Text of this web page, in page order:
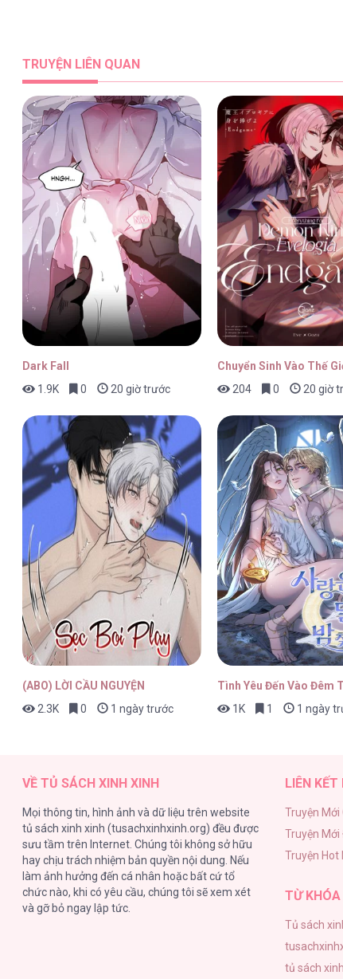
TRUYỆN LIÊN QUAN
Dark Fall
1.9K
0 20 giờ trước
Chuyển Sinh Vào Thế
204
0 20 giờ
(ABO) LỜI CẦU NGUYỆN
2.3K
0 1 ngày trước
Tình Yêu Đến Vào Đêm
1K
1 1 ngày
VỀ TỦ SÁCH XINH XINH
Mọi thông tin, hình ảnh và dữ liệu trên website
tủ sách xinh xinh (tusachxinhxinh.org) đều được
sưu tầm trên Internet. Chúng tôi không sở hữu
hay chịu trách nhiệm bản quyền nội dung. Nếu
làm ảnh hưởng đến cá nhân hoặc bất cứ tổ
chức nào, khi có yêu cầu, chúng tôi sẽ xem xét
và gỡ bỏ ngay lập tức.
LIÊN KẾT
Truyện Mới
Truyện Mới
Truyện Hot
TỪ KHÓA
Tủ sách
tủ sách xinh